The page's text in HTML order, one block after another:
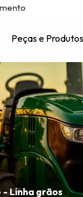
Nós
Peças e Produtos
- Linha grãos